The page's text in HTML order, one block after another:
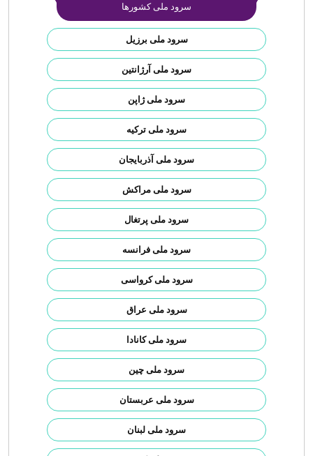
سرود ملی کشورها
سرود ملی برزیل
سرود ملی آرژانتین
سرود ملی ژاپن
سرود ملی ترکیه
سرود ملی آذربایجان
سرود ملی مراکش
سرود ملی پرتغال
سرود ملی فرانسه
سرود ملی کرواسی
سرود ملی عراق
سرود ملی کانادا
سرود ملی چین
سرود ملی عربستان
سرود ملی لبنان